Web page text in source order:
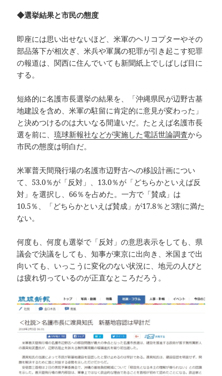
◆選挙結果と市民の態度
即座には思い出せないほど、米軍のヘリコプターやその
部品落下が相次ぎ、米兵や軍属の犯罪が引き起こす犯罪
の報道は、関西に住んでいても新聞紙上でしばしば目に
する。
短絡的に名護市長選挙の結果を、「沖縄県民が辺野古基
地建設を含め、米軍の駐留に肯定的に意見が変わった」
と決めつけるのは大いなる間違いだ。たとえば名護市長
選を前に、琉球新報社などが実施した電話世論調査から
市民の態度は明白だ。
米軍普天間飛行場の名護市辺野古への移設計画につい
て、53.0％が「反対」、13.0％が「どちらかといえば反
対」を選択し、66％を占めた。一方で「賛成」は
10.5％、「どちらかといえば賛成」が17.8％と3割に満た
ない。
何度も、何度も選挙で「反対」の意思表示をしても、県
議会で決議をしても、知事が東京に出向き、米国まで出
向いても、いっこうに変化のない状況に、地元の人びと
は疲れ切っているのが正直なところだろう。